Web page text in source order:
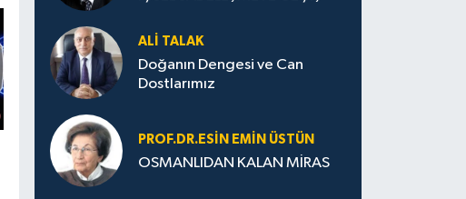
ALI TALAK
Doğanın Dengesi ve Can
Dostlarımız
PROF.DR.ESIN EMIN ÜSTÜN
OSMANLIDAN KALAN MİRAS